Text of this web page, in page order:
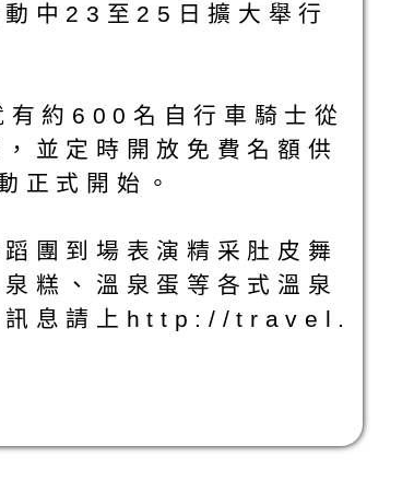
中23至25日擴大舉行
約600名自行車騎士從
並定時開放免費名額供
正式開始。
團到場表演精采肚皮舞
糕、溫泉蛋等各式溫泉
動訊息請上http://travel.